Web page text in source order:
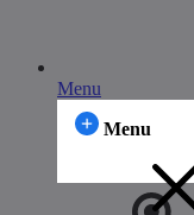
Menu
Menu